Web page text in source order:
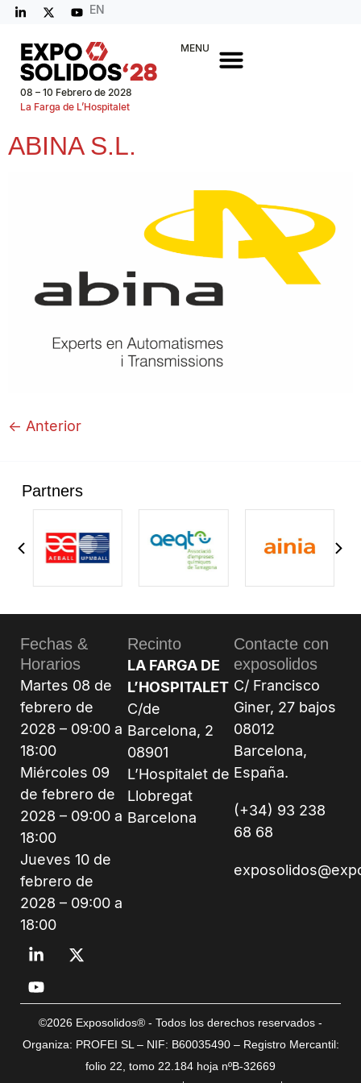
EN
08 – 10 Febrero de 2028
La Farga de L’Hospitalet
MENU
ABINA S.L.
← Anterior
Partners
Fechas &
Horarios
Martes 08 de
febrero de
2028 – 09:00 a
18:00
Miércoles 09
de febrero de
2028 – 09:00 a
18:00
Jueves 10 de
febrero de
2028 – 09:00 a
18:00
Recinto
LA FARGA DE
L’HOSPITALET
C/de
Barcelona, 2
08901
L’Hospitalet de
Llobregat
Barcelona
Contacte con
exposolidos
C/ Francisco
Giner, 27 bajos
08012
Barcelona,
España.
(+34) 93 238
68 68
©2026 Exposolidos® - Todos los derechos reservados -
Organiza: PROFEI SL – NIF: B60035490 – Registro Mercantil:
folio 22, tomo 22.184 hoja nºB-32669